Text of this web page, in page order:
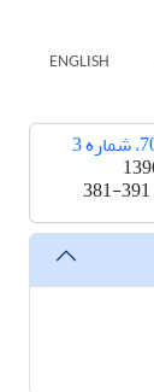
ENGLISH
381-391